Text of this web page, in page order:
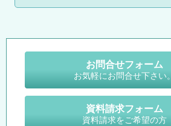
お問合せフォーム
お気軽にお問合せ下さい。
資料請求フォーム
資料請求をご希望の方